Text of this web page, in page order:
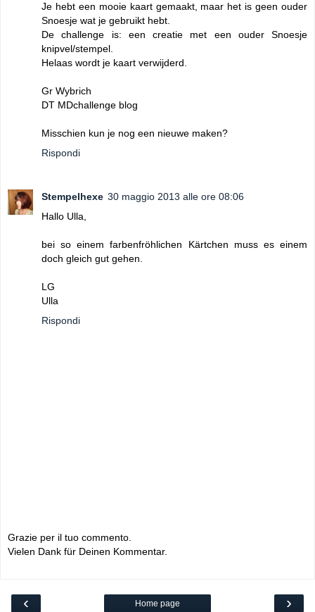
Je hebt een mooie kaart gemaakt, maar het is geen ouder
Snoesje wat je gebruikt hebt.
De challenge is: een creatie met een ouder Snoesje
knipvel/stempel.
Helaas wordt je kaart verwijderd.
Gr Wybrich
DT MDchallenge blog
Misschien kun je nog een nieuwe maken?
Rispondi
Stempelhexe 30 maggio 2013 alle ore 08:06
Hallo Ulla,
bei so einem farbenfröhlichen Kärtchen muss es einem
doch gleich gut gehen.
LG
Ulla
Rispondi
Grazie per il tuo commento.
Vielen Dank für Deinen Kommentar.
‹ ›
Home page